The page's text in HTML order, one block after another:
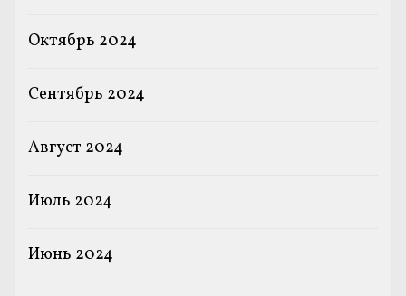
Октябрь 2024
Сентябрь 2024
Август 2024
Июль 2024
Июнь 2024